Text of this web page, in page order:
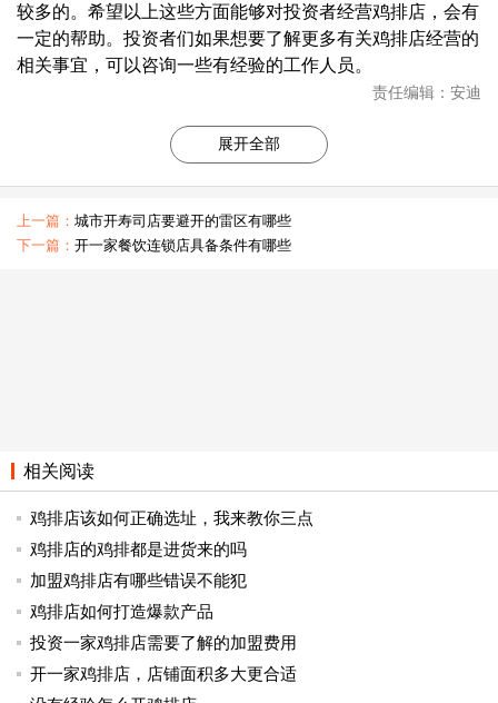
较多的。希望以上这些方面能够对投资者经营鸡排店，会有
一定的帮助。投资者们如果想要了解更多有关鸡排店经营的
相关事宜，可以咨询一些有经验的工作人员。
责任编辑：安迪
展开全部
上一篇： 城市开寿司店要避开的雷区有哪些
下一篇： 开一家餐饮连锁店具备条件有哪些
相关阅读
鸡排店该如何正确选址，我来教你三点
鸡排店的鸡排都是进货来的吗
加盟鸡排店有哪些错误不能犯
鸡排店如何打造爆款产品
投资一家鸡排店需要了解的加盟费用
开一家鸡排店，店铺面积多大更合适